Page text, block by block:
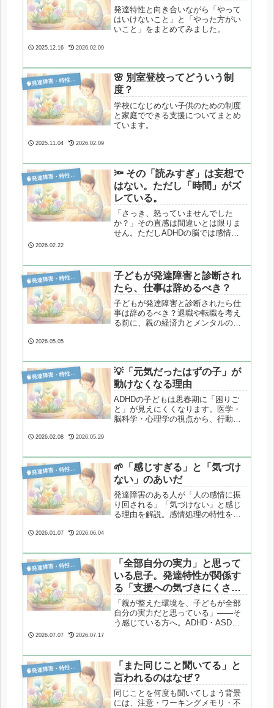
発達特性と向き合いながら「やって
はいけないこと」と「やった方がい
いこと」をまとめてみました。
2025.12.16 2026.02.09

発達障害・特性分析
🌸 別室登校ってどういう制
度？
学校になじめない子供のための制度
と家庭でできる支援についてまとめ
ています。
2025.11.04 2026.02.09

発達障害・特性分析
🔦 その「読みすぎ」は妄想で
はない。ただし「時間」がズ
レている。
「さっき、怒っていませんでした
か？」その直感は間違いとは限りま
せん。ただしADHDの脳では感情
を解説します。
2026.02.22

発達障害・特性分析
子どもが発達障害と診断され
たら、仕事は辞めるべき？
子どもが発達障害と診断されたら仕
事は辞めるべき？退職や転職を考え
る前に、親の経済力とメンタルの重
2026.05.05

発達障害・特性分析
💡「元気だったはずの子」が
動けなくなる理由
ADHDの子どもは思春期に「困りご
と」が見えにくくなります。医学・
脳科学・心理学の視点から、行動が
2026.02.08 2026.05.29

発達障害・特性分析
🌱「感じすぎる」と「気づけ
ない」のあいだ
発達障害のある人が「人の感情に振
り回される」「気づけない」と感じ
る理由を解説。感情処理の特性を心
2026.01.07 2026.06.04

発達障害・特性分析
「全部自分の実力」と思って
いる息子。発達特性が関係す
る「支援への気づきにくさ」
とは
「親が整えた環境を、子どもが全部
自分の実力だと思っている」——そ
う感じている方へ。ADHD・ASDの
あるメカニズムと、伝え方のヒント
を解説します。
2026.07.07 2026.07.17

発達障害・特性分析
「また同じこと聞いてる」と
言われるのはなぜ？
同じことを何度も聞いてしまう背景
には、注意・ワーキングメモリ・不